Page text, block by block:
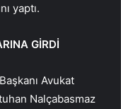
yaptı.
GİRDİ
Avukat
Nalçabasmaz